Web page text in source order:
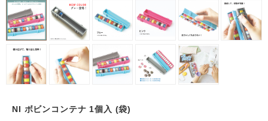
NI ボビンコンテナ 1個入 (袋)